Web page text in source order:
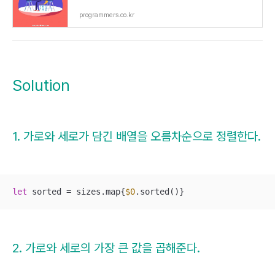
programmers.co.kr
Solution
1. 가로와 세로가 담긴 배열을 오름차순으로 정렬한다.
let sorted = sizes.map{$0.sorted()}
2. 가로와 세로의 가장 큰 값을 곱해준다.